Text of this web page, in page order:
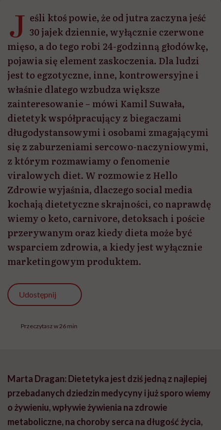
J eśli ktoś powie, że od jutra zaczyna jeść
30 jajek dziennie, wyłącznie czerwone
mięso, a do tego robi 24-godzinną głodówkę,
pojawia się element zaskoczenia. Dla ludzi
jest to egzotyczne, inne, kontrowersyjne i
właśnie dlatego wzbudza większe
zainteresowanie – mówi Kamil Suwała,
dietetyk współpracujący z biegaczami
długodystansowymi i osobami zmagającymi
się z zaburzeniami sercowo-naczyniowymi,
z którym rozmawiamy o fenomenie
viralowych diet. W rozmowie z Hello
Zdrowie wyjaśnia, dlaczego social media
kochają dietetyczne skrajności, co naprawdę
wiemy o keto, carnivore, detoksach i poście
przerywanym oraz kiedy dieta może być
wsparciem zdrowia, a kiedy jest wyłącznie
marketingowym produktem.
Udostępnij
Przeczytasz w 26 min
Marta Dragan: Dietetyka jest dziś jedną z najlepiej
przebadanych dziedzin medycyny i już sporo wiemy
o żywieniu, wpływie żywienia na zdrowie
metaboliczne, na choroby serca na długość życia,